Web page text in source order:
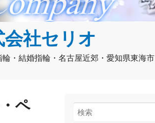
社セリオ
・結婚指輪・名古屋近郊・愛知県東海市
ペ
検
索: